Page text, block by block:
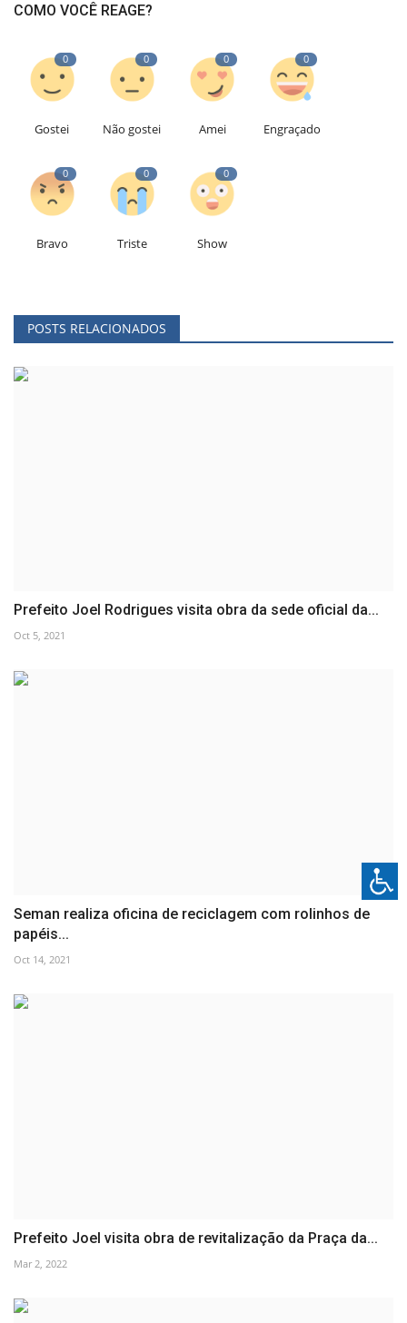
COMO VOCÊ REAGE?
0
Gostei
0
Não gostei
0
Amei
0
Engraçado
0
Bravo
0
Triste
0
Show
POSTS RELACIONADOS
Prefeito Joel Rodrigues visita obra da sede oficial da...
Oct 5, 2021
Seman realiza oficina de reciclagem com rolinhos de
papéis...
Oct 14, 2021
Prefeito Joel visita obra de revitalização da Praça da...
Mar 2, 2022